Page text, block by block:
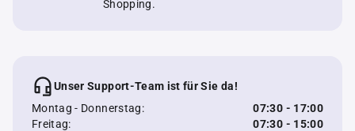
Shopping.
Unser Support-Team ist für Sie da!
Montag - Donnerstag:
07:30 - 17:00
Freitag:
07:30 - 15:00